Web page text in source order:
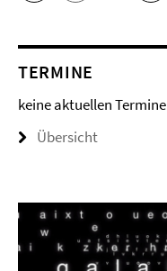
TERMINE
keine aktuellen Termine
Übersicht